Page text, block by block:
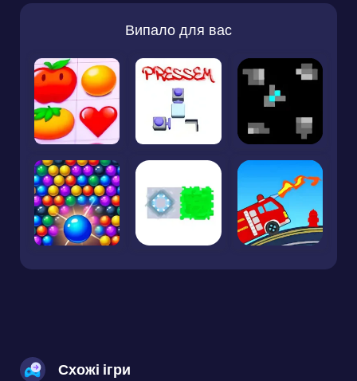
Випало для вас
Схожі ігри